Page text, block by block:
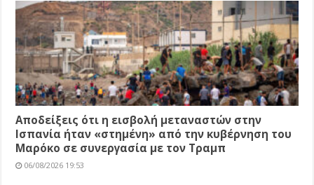
Αποδείξεις ότι η εισβολή μεταναστών στην
Ισπανία ήταν «στημένη» από την κυβέρνηση του
Μαρόκο σε συνεργασία με τον Τραμπ
06/08/2026 19:53